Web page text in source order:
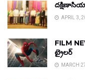
APRIL 3,
FILM
ట్రైలర్
MARCH